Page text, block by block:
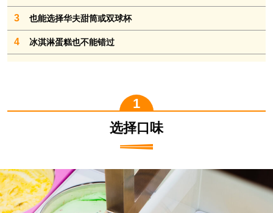
3 也能选择华夫甜筒或双球杯
4 冰淇淋蛋糕也不能错过
选择口味